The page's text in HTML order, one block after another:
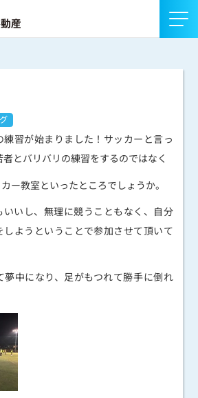
練習が始まりました！サッカーと言っ
とバリバリの練習をするのではなく
ー教室といったところでしょうか。
いいし、無理に競うこともなく、自分
しようということで参加させて頂いて
夢中になり、足がもつれて勝手に倒れ